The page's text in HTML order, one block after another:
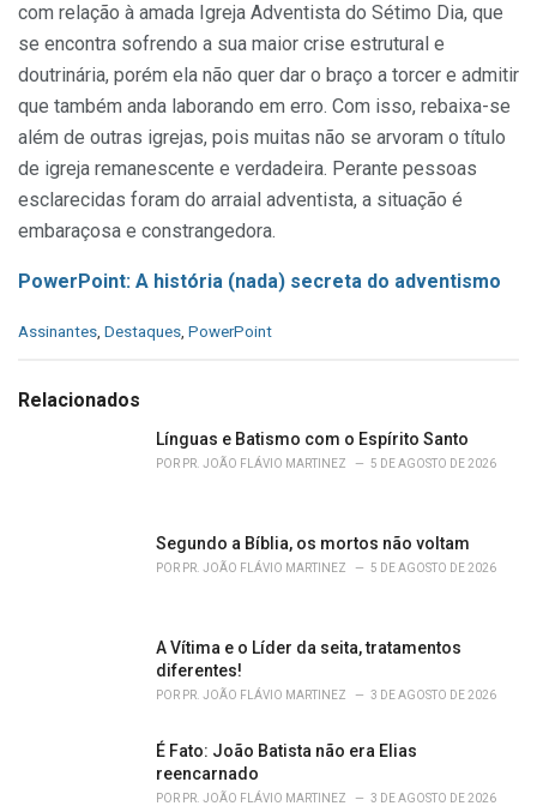
com relação à amada Igreja Adventista do Sétimo Dia, que
se encontra sofrendo a sua maior crise estrutural e
doutrinária, porém ela não quer dar o braço a torcer e admitir
que também anda laborando em erro. Com isso, rebaixa-se
além de outras igrejas, pois muitas não se arvoram o título
de igreja remanescente e verdadeira. Perante pessoas
esclarecidas foram do arraial adventista, a situação é
embaraçosa e constrangedora.
PowerPoint: A história (nada) secreta do adventismo
C
e
Assinantes, Destaques, PowerPoint
Relacionados
Línguas e Batismo com o Espírito Santo
POR PR. JOÃO FLÁVIO MARTINEZ 5 DE AGOSTO DE 2026
Segundo a Bíblia, os mortos não voltam
POR PR. JOÃO FLÁVIO MARTINEZ 5 DE AGOSTO DE 2026
A Vítima e o Líder da seita, tratamentos
diferentes!
POR PR. JOÃO FLÁVIO MARTINEZ 3 DE AGOSTO DE 2026
É Fato: João Batista não era Elias
reencarnado
POR PR. JOÃO FLÁVIO MARTINEZ 3 DE AGOSTO DE 2026